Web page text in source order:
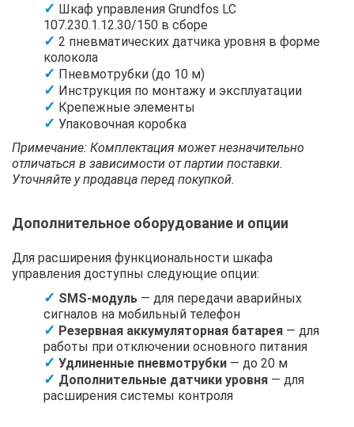
Шкаф управления Grundfos LC
107.230.1.12.30/150 в сборе
2 пневматических датчика уровня в форме
колокола
Пневмотрубки (до 10 м)
Инструкция по монтажу и эксплуатации
Крепежные элементы
Упаковочная коробка
Примечание: Комплектация может незначительно
отличаться в зависимости от партии поставки.
Уточняйте у продавца перед покупкой.
Дополнительное оборудование и опции
Для расширения функциональности шкафа
управления доступны следующие опции:
SMS-модуль — для передачи аварийных
сигналов на мобильный телефон
Резервная аккумуляторная батарея — для
работы при отключении основного питания
Удлиненные пневмотрубки — до 20 м
Дополнительные датчики уровня — для
расширения системы контроля